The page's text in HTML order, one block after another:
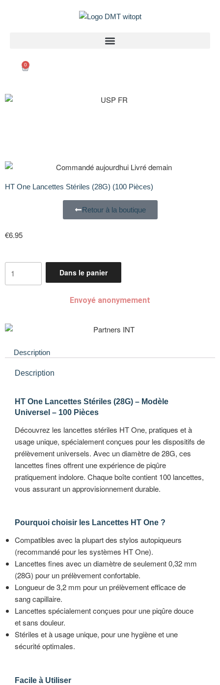
0
HT One Lancettes Stériles (28G) (100 Pièces)
Retour à la boutique
€6.95
Dans le panier
Envoyé anonymement
Description
Description
HT One Lancettes Stériles (28G) – Modèle
Universel – 100 Pièces
Découvrez les lancettes stériles HT One, pratiques et à
usage unique, spécialement conçues pour les dispositifs de
prélèvement universels. Avec un diamètre de 28G, ces
lancettes fines offrent une expérience de piqûre
pratiquement indolore. Chaque boîte contient 100 lancettes,
vous assurant un approvisionnement durable.
Pourquoi choisir les Lancettes HT One ?
Compatibles avec la plupart des stylos autopiqueurs
(recommandé pour les systèmes HT One).
Lancettes fines avec un diamètre de seulement 0,32 mm
(28G) pour un prélèvement confortable.
Longueur de 3,2 mm pour un prélèvement efficace de
sang capillaire.
Lancettes spécialement conçues pour une piqûre douce
et sans douleur.
Stériles et à usage unique, pour une hygiène et une
sécurité optimales.
Facile à Utiliser